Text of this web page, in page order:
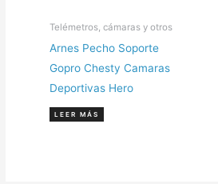
Telémetros, cámaras y otros
Arnes Pecho Soporte
Gopro Chesty Camaras
Deportivas Hero
LEER MÁS